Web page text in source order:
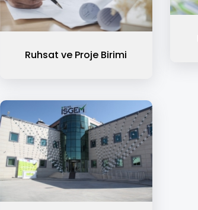
Ruhsat ve Proje Birimi